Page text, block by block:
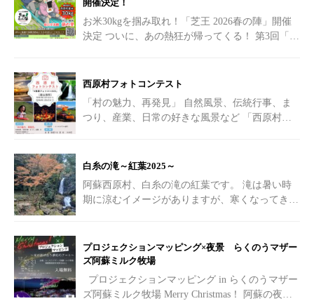
開催決定！
お米30kgを掴み取れ！「芝王 2026春の陣」開催
決定 ついに、あの熱狂が帰ってくる！ 第3回「芝
西原村フォトコンテスト
「村の魅力、再発見」 自然風景、伝統行事、ま
つり、産業、日常の好きな風景など 「西原村に
白糸の滝～紅葉2025～
阿蘇西原村、白糸の滝の紅葉です。 滝は暑い時
期に涼むイメージがありますが、寒くなってきた
プロジェクションマッピング×夜景 らくのうマザー
ズ阿蘇ミルク牧場
プロジェクションマッピング in らくのうマザー
ズ阿蘇ミルク牧場 Merry Christmas！ 阿蘇の夜を